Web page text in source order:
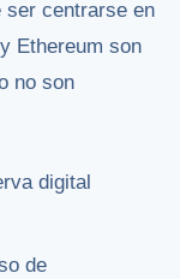
ser centrarse en
Ethereum son
no son
digital
de